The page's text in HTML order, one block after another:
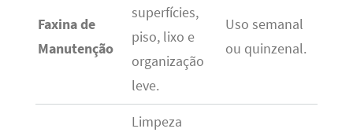
Faxina de
Manutenção
superfícies,
piso, lixo e
organização
leve.
Uso semanal
ou quinzenal.
Limpeza